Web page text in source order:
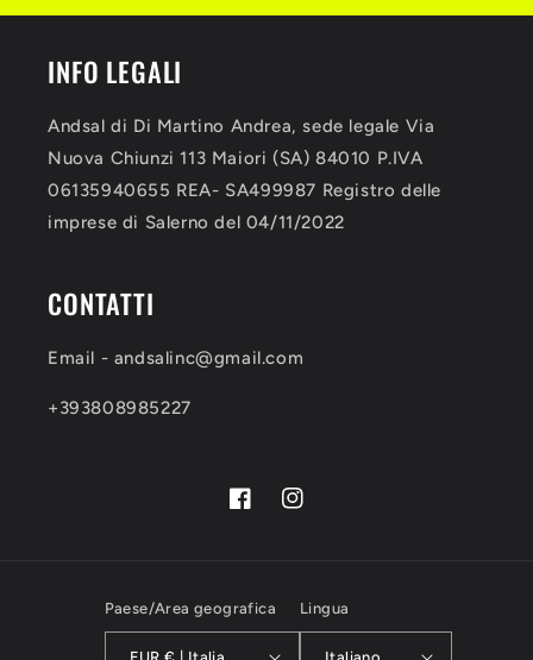
INFO LEGALI
Andsal di Di Martino Andrea, sede legale Via
Nuova Chiunzi 113 Maiori (SA) 84010 P.IVA
06135940655 REA- SA499987 Registro delle
imprese di Salerno del 04/11/2022
CONTATTI
Email - andsalinc@gmail.com
+393808985227
FacebookInstagram
Paese/Area geografica
EUR € | Italia
Lingua
Italiano